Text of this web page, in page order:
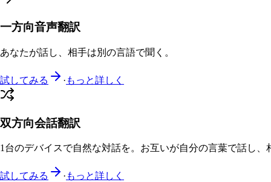
一方向音声翻訳
あなたが話し、相手は別の言語で聞く。
試してみる · もっと詳しく
双方向会話翻訳
1台のデバイスで自然な対話を。お互いが自分の言葉で話し
試してみる · もっと詳しく